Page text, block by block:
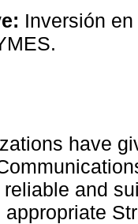
Inversión
have
and